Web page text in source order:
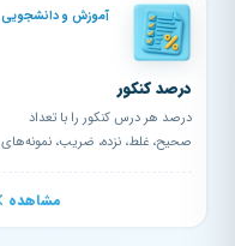
آموزش و دانشجویی
درصد کنکور
درصد هر درس کنکور را با تعداد
صحیح، غلط، نزده، ضریب، نمونه‌های
مشاهده